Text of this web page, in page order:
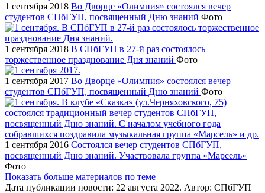
1 сентября 2018 Во Дворце «Олимпия» состоялся вечер
студентов СПбГУП, посвященный Дню знаний Фото
1 сентября 2018 В СПбГУП в 27-й раз состоялось
торжественное празднование Дня знаний Фото
1 сентября 2017 Во Дворце «Олимпия» состоялся вечер
студентов СПбГУП, посвященный Дню знаний Фото
1 сентября 2016 Состоялся вечер студентов СПбГУП,
посвященный Дню знаний. Участвовала группа «Марсель»
Фото
Показать больше материалов по теме
Дата публикации новости: 22 августа 2022. Автор: СПбГУП